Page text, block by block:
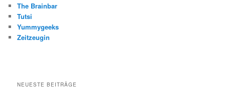
The Brainbar
Tutsi
Yummygeeks
Zeitzeugin
NEUESTE BEITRÄGE